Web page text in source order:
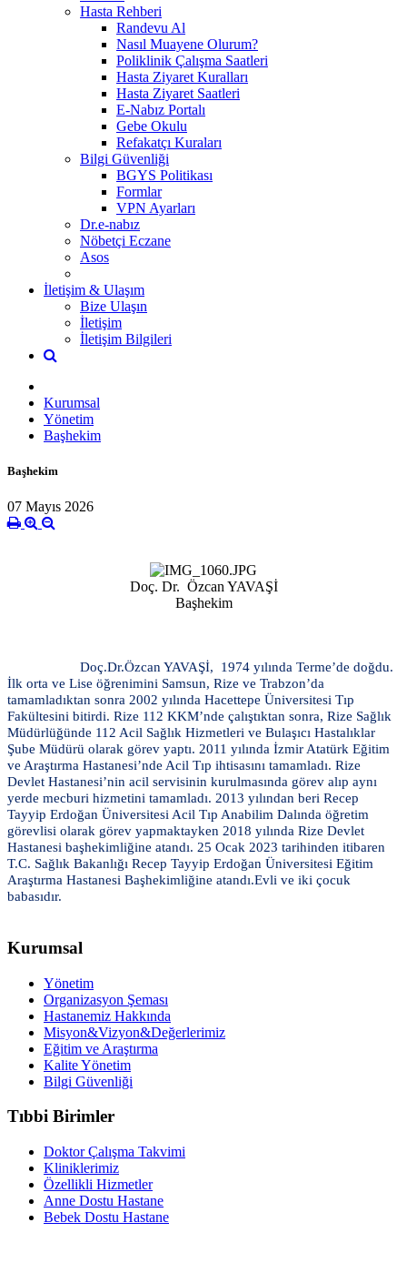
Hasta Rehberi
Randevu Al
Nasıl Muayene Olurum?
Poliklinik Çalışma Saatleri
Hasta Ziyaret Kuralları
Hasta Ziyaret Saatleri
E-Nabız Portalı
Gebe Okulu
Refakatçı Kuraları
Bilgi Güvenliği
BGYS Politikası
Formlar
VPN Ayarları
Dr.e-nabız
Nöbetçi Eczane
Asos
İletişim & Ulaşım
Bize Ulaşın
İletişim
İletişim Bilgileri
Kurumsal
Yönetim
Başhekim
Başhekim
07 Mayıs 2026
Doç. Dr. Özcan YAVAŞİ
Başhekim
Doç.Dr.Özcan YAVAŞİ, 1974 yılında Terme’de doğdu.
İlk orta ve Lise öğrenimini Samsun, Rize ve Trabzon’da
tamamladıktan sonra 2002 yılında Hacettepe Üniversitesi Tıp
Fakültesini bitirdi. Rize 112 KKM’nde çalıştıktan sonra, Rize Sağlık
Müdürlüğünde 112 Acil Sağlık Hizmetleri ve Bulaşıcı Hastalıklar
Şube Müdürü olarak görev yaptı. 2011 yılında İzmir Atatürk Eğitim
ve Araştırma Hastanesi’nde Acil Tıp ihtisasını tamamladı. Rize
Devlet Hastanesi’nin acil servisinin kurulmasında görev alıp aynı
yerde mecburi hizmetini tamamladı. 2013 yılından beri Recep
Tayyip Erdoğan Üniversitesi Acil Tıp Anabilim Dalında öğretim
görevlisi olarak görev yapmaktayken 2018 yılında Rize Devlet
Hastanesi başhekimliğine atandı. 25 Ocak 2023 tarihinden itibaren
T.C. Sağlık Bakanlığı Recep Tayyip Erdoğan Üniversitesi Eğitim
Araştırma Hastanesi Başhekimliğine atandı.Evli ve iki çocuk
babasıdır.
Kurumsal
Yönetim
Organizasyon Şeması
Hastanemiz Hakkında
Misyon&Vizyon&Değerlerimiz
Eğitim ve Araştırma
Kalite Yönetim
Bilgi Güvenliği
Tıbbi Birimler
Doktor Çalışma Takvimi
Kliniklerimiz
Özellikli Hizmetler
Anne Dostu Hastane
Bebek Dostu Hastane